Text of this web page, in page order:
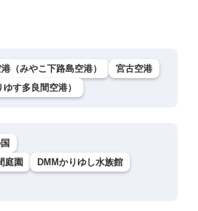
（みやこ下路島空港）
宮古空港
す多良間空港）
庭園
DMMかりゆし水族館